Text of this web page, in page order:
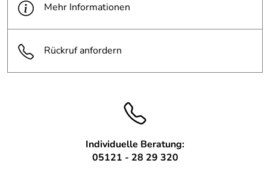
Mehr Informationen
Rückruf anfordern
Individuelle Beratung:
05121 - 28 29 320